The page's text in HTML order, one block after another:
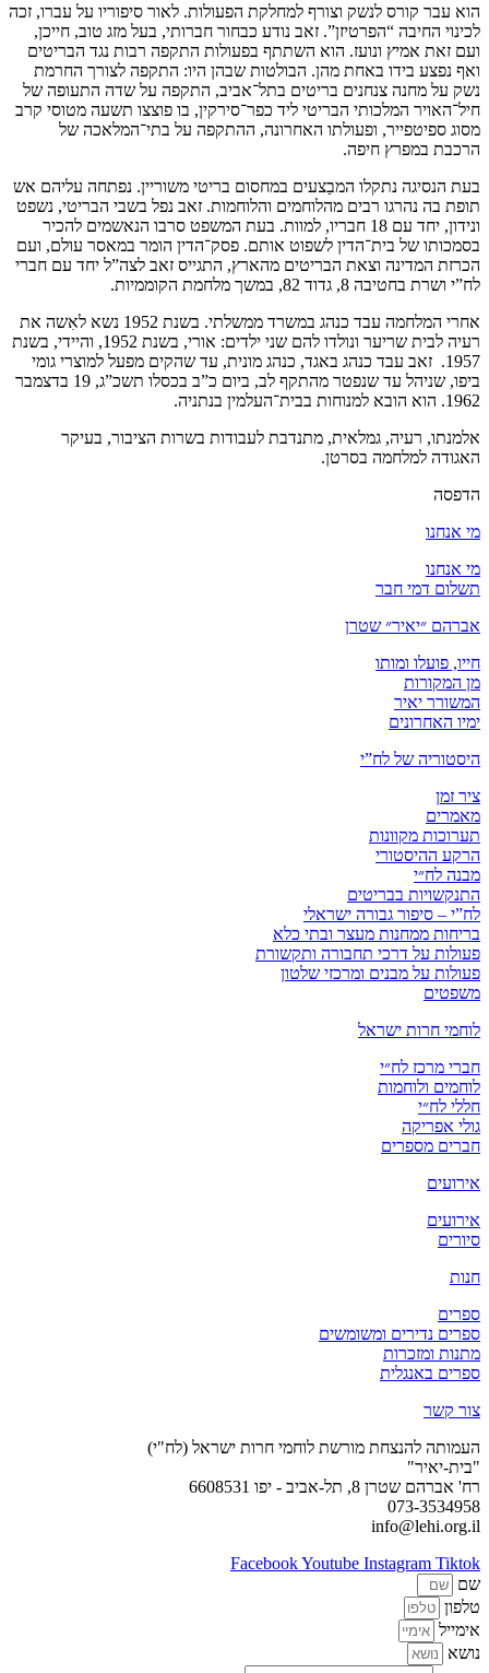
הוא עבר קורס לנשק וצורף למחלקת הפעולות. לאור סיפוריו על עברו, זכה
לכינוי החיבה “הפרטיזן”. זאב נודע כבחור חברותי, בעל מזג טוב, חייכן,
ועם זאת אמיץ ונועז. הוא השתתף בפעולות התקפה רבות נגד הבריטים
ואף נפצע בידו באחת מהן. הבולטות שבהן היו: התקפה לצורך החרמת
נשק על מחנה צנחנים בריטים בתל־אביב, התקפה על שדה התעופה של
חיל־האויר המלכותי הבריטי ליד כפר־סירקין, בו פוצצו תשעה מטוסי קרב
מסוג ספיטפייר, ופעולתו האחרונה, ההתקפה על בתי־המלאכה של
הרכבת במפרץ חיפה.
בעת הנסיגה נתקלו המבַצעים במחסום בריטי משוריין. נפתחה עליהם אש
תופת בה נהרגו רבים מהלוחמים והלוחמות. זאב נפל בשבי הבריטי, נשפט
ונידון, יחד עם 18 חבריו, למוות. בעת המשפט סרבו הנאשמים להכיר
בסמכותו של בית־הדין לשפוט אותם. פסק־הדין הומר במאסר עולם, ועם
הכרזת המדינה וצאת הבריטים מהארץ, התגייס זאב לצה”ל יחד עם חברי
לח”י ושרת בחטיבה 8, גדוד 82, במשך מלחמת הקוממיות.
אחרי המלחמה עבד כנהג במשרד ממשלתי. בשנת 1952 נשא לאִשה את
רעיה לבית שריער ונולדו להם שני ילדים: אורי, בשנת 1952, והיידי, בשנת
1957. זאב עבד כנהג באגד, כנהג מונית, עד שהקים מפעל למוצרי גומי
ביפו, שניהל עד שנפטר מהתקף לב, ביום כ”ב בכסלו תשכ”ג, 19 בדצמבר
1962. הוא הובא למנוחות בבית־העלמין בנתניה.
אלמנתו, רעיה, גמלאית, מתנדבת לעבודות בשרות הציבור, בעיקר
האגודה למלחמה בסרטן.
הדפסה
מי אנחנו
מי אנחנו
תשלום דמי חבר
אברהם ״יאיר״ שטרן
חייו, פועלו ומותו
מן המקורות
המשורר יאיר
ימיו האחרונים
היסטוריה של לח”י
ציר זמן
מאמרים
תערוכות מקוונות
הרקע ההיסטורי
מבנה לח״י
התנקשויות בבריטים
לח”י – סיפור גבורה ישראלי
בריחות ממחנות מעצר ובתי כלא
פעולות על דרכי תחבורה ותקשורת
פעולות על מבנים ומרכזי שלטון
משפטים
לוחמי חרות ישראל
חברי מרכז לח״י
לוחמים ולוחמות
חללי לח״י
גולי אפריקה
חברים מספרים
אירועים
אירועים
סיורים
חנות
ספרים
ספרים נדירים ומשומשים
מתנות ומזכרות
ספרים באנגלית
צור קשר
העמותה להנצחת מורשת לוחמי חרות ישראל (לח"י)
"בית-יאיר"
רח' אברהם שטרן 8, תל-אביב - יפו 6608531
073-3534958
info@lehi.org.il
FacebookYoutube Instagram Tiktok
שם
טלפון
אימייל
נושא